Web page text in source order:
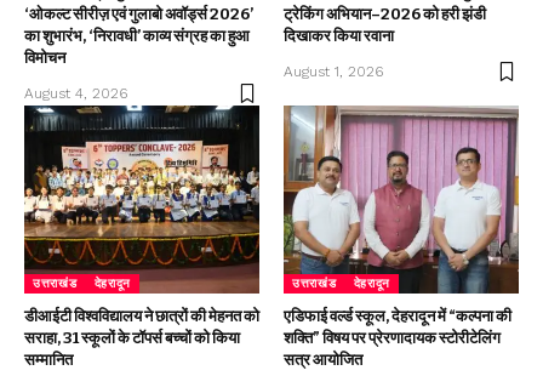
‘ओकल्ट सीरीज़ एवं गुलाबो अवॉर्ड्स 2026’
का शुभारंभ, ‘निरावधी’ काव्य संग्रह का हुआ
विमोचन
August 4, 2026
ट्रेकिंग अभियान–2026 को हरी झंडी
दिखाकर किया रवाना
August 1, 2026
उत्तराखंड देहरादून
डीआईटी विश्वविद्यालय ने छात्रों की मेहनत को
सराहा, 31 स्कूलों के टॉपर्स बच्चों को किया
सम्मानित
उत्तराखंड देहरादून
एडिफाई वर्ल्ड स्कूल, देहरादून में “कल्पना की
शक्ति” विषय पर प्रेरणादायक स्टोरीटेलिंग
सत्र आयोजित